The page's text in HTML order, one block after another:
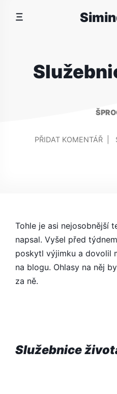
PŘIDAT KOMENTÁŘNA
Tohle je asi nejosobnější
napsal. Vyšel před
poskytl výjimku a dovolil
na blogu. Ohlasy na něj
za ně.
Služebnice